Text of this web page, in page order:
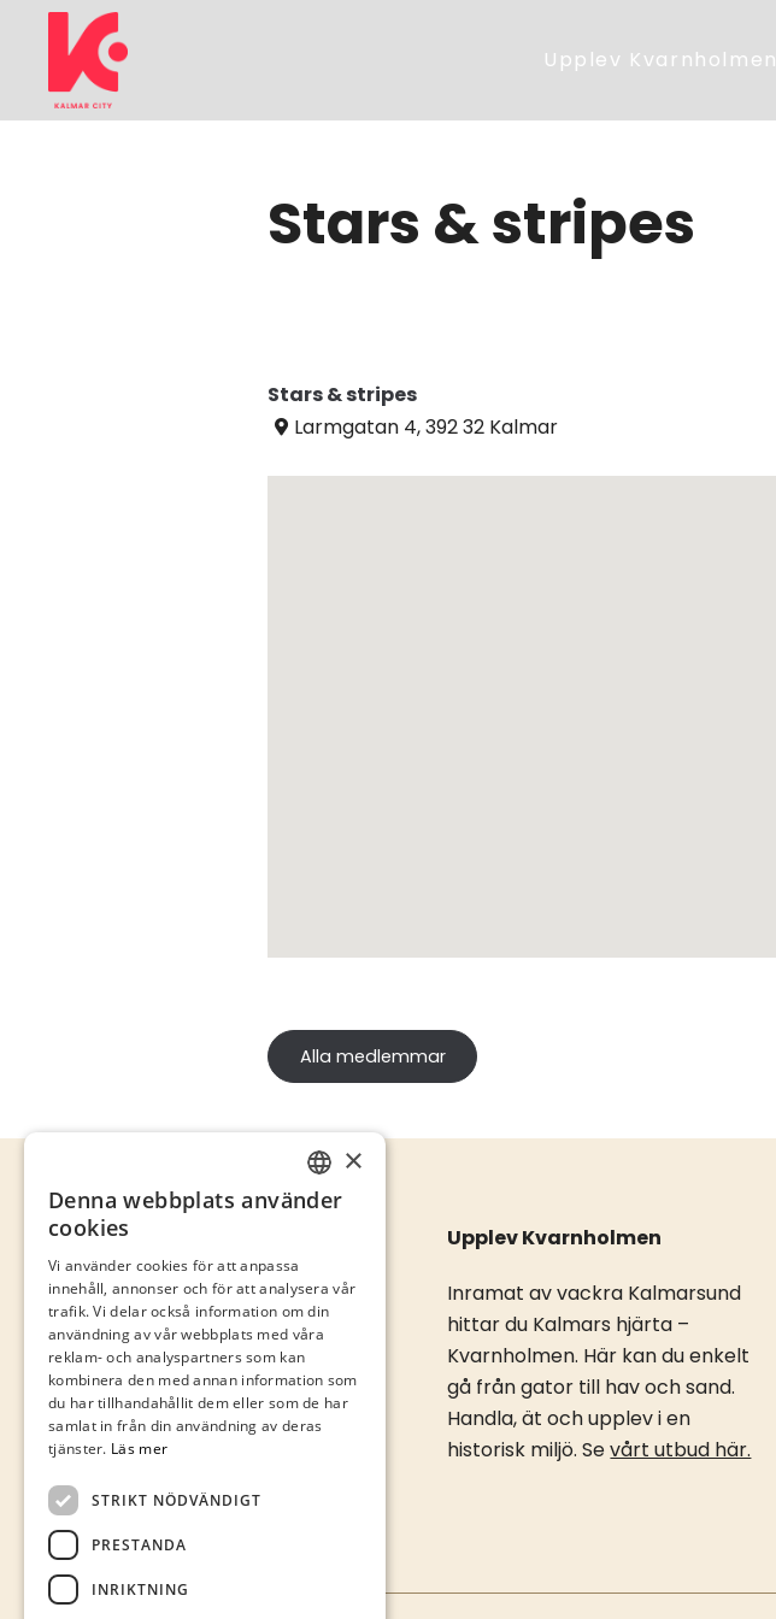
Upplev Kvarnholmen
Stars & stripes
Stars & stripes
Larmgatan 4, 392 32 Kalmar
Alla medlemmar
Upplev Kvarnholmen
Inramat av vackra Kalmarsund
hittar du Kalmars hjärta –
Kvarnholmen. Här kan du enkelt
gå från gator till hav och sand.
Handla, ät och upplev i en
historisk miljö. Sevårt utbud här.
SWEDISH
×
Denna webbplats använder
cookies
Vi använder cookies för att anpassa
innehåll, annonser och för att analysera vår
trafik. Vi delar också information om din
användning av vår webbplats med våra
reklam- och analyspartners som kan
kombinera den med annan information som
du har tillhandahållit dem eller som de har
samlat in från din användning av deras
tjänster. Läs mer
STRIKT NÖDVÄNDIGT
PRESTANDA
INRIKTNING